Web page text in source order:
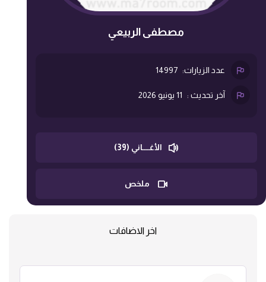
مصطفى الربيعي
عدد الزيارات: 14997
آخر تحديث : 11 يونيو 2026
الأغــــاني (39)
ملخص
اخر الاضافات